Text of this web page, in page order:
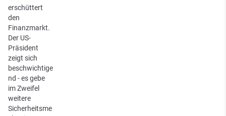
erschüttert
den
Finanzmarkt.
Der US-
Präsident
zeigt sich
beschwichtige
nd - es gebe
im Zweifel
weitere
Sicherheitsme